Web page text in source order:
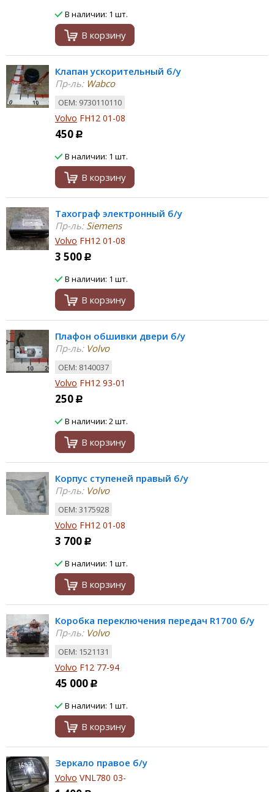
В наличии: 1 шт.
В корзину
Клапан ускорительный б/у
Пр-ль:Wabco
ОЕМ: 9730110110
Volvo FH12 01-08
450 Р
В наличии: 1 шт.
В корзину
Тахограф электронный б/у
Пр-ль:Siemens
Volvo FH12 01-08
3 500 Р
В наличии: 1 шт.
В корзину
Плафон обшивки двери б/у
Пр-ль:Volvo
ОЕМ: 8140037
Volvo FH12 93-01
250 Р
В наличии: 2 шт.
В корзину
Корпус ступеней правый б/у
Пр-ль:Volvo
ОЕМ: 3175928
Volvo FH12 01-08
3 700 Р
В наличии: 1 шт.
В корзину
Коробка переключения передач R1700 б/у
Пр-ль:Volvo
ОЕМ: 1521131
Volvo F12 77-94
45 000 Р
В наличии: 1 шт.
В корзину
Зеркало правое б/у
Volvo VNL780 03-